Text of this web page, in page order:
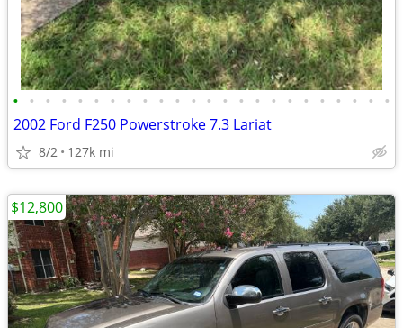
• • • • • • • • • • • • • • • • • • • • • • • •
2002 Ford F250 Powerstroke 7.3 Lariat
8/2 127k mi
$12,800